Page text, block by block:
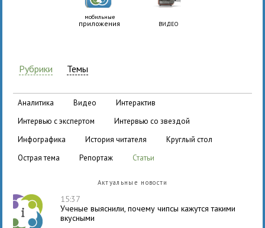
мобильные
приложения ВИДЕО
Рубрики Темы
аналитика видео
интерактив
интервью с экспертом
интервью со звездой
инфографика
история читателя
круглый стол
острая тема
репортаж статьи
Актуальные новости
15:37
Ученые выяснили, почему чипсы кажутся такими
вкусными